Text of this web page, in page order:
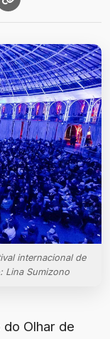
internacional de
Lina Sumizono
do Olhar de